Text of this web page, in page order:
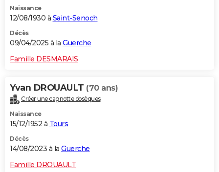
Naissance
12/08/1930 à Saint-Senoch
Décès
09/04/2025 à la Guerche
Famille DESMARAIS
Yvan DROUAULT (70 ans)
Créer une cagnotte obsèques
Naissance
15/12/1952 à Tours
Décès
14/08/2023 à la Guerche
Famille DROUAULT